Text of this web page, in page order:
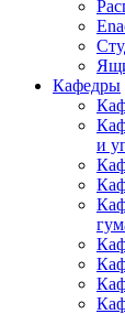
Кафедры
и